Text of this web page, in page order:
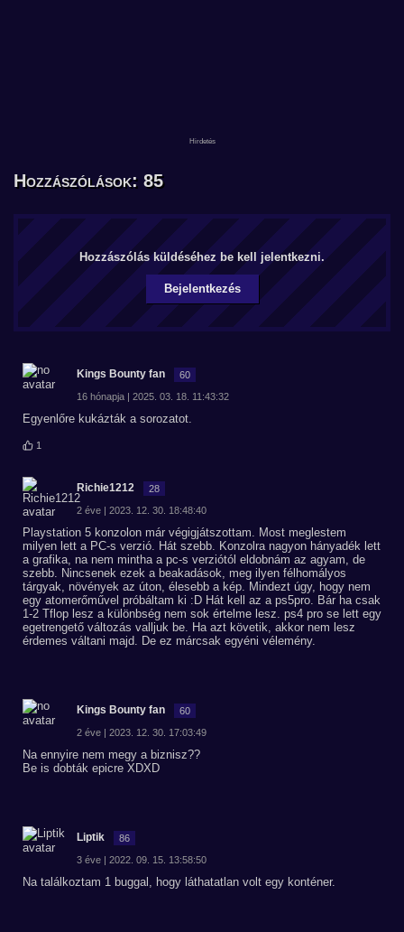
Hozzászólások: 85
Hozzászólás küldéséhez be kell jelentkezni.
Bejelentkezés
Kings Bounty fan 60
16 hónapja | 2025. 03. 18. 11:43:32
Egyenlőre kukázták a sorozatot.
1
Richie1212 28
2 éve | 2023. 12. 30. 18:48:40
Playstation 5 konzolon már végigjátszottam. Most meglestem
milyen lett a PC-s verzió. Hát szebb. Konzolra nagyon hányadék lett
a grafika, na nem mintha a pc-s verziótól eldobnám az agyam, de
szebb. Nincsenek ezek a beakadások, meg ilyen félhomályos
tárgyak, növények az úton, élesebb a kép. Mindezt úgy, hogy nem
egy atomerőművel próbáltam ki :D Hát kell az a ps5pro. Bár ha csak
1-2 Tflop lesz a különbség nem sok értelme lesz. ps4 pro se lett egy
egetrengető változás valljuk be. Ha azt követik, akkor nem lesz
érdemes váltani majd. De ez márcsak egyéni vélemény.
Kings Bounty fan 60
2 éve | 2023. 12. 30. 17:03:49
Na ennyire nem megy a biznisz??
Be is dobták epicre XDXD
Liptik 86
3 éve | 2022. 09. 15. 13:58:50
Na találkoztam 1 buggal, hogy láthatatlan volt egy konténer.